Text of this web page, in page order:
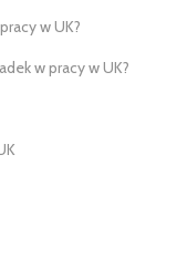
w UK?
w pracy w UK?